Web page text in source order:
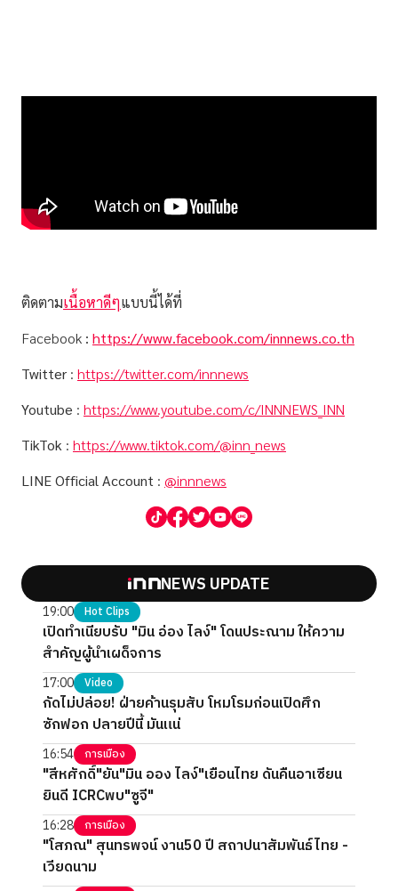
ติดตามเนื้อหาดีๆแบบนี้ได้ที่
Facebook : https://www.facebook.com/innnews.co.th
Twitter : https://twitter.com/innnews
Youtube : https://www.youtube.com/c/INNNEWS_INN
TikTok : https://www.tiktok.com/@inn_news
LINE Official Account : @innnews
NEWS UPDATE
19:00 Hot Clips
เปิดทำเนียบรับ "มิน อ่อง ไลง์" โดนประณาม ให้ความ
สำคัญผู้นำเผด็จการ
17:00 Video
กัดไม่ปล่อย! ฝ่ายค้านรุมสับ โหมโรมก่อนเปิดศึก
ซักฟอก ปลายปีนี้ มันแน่
16:54 การเมือง
"สีหศักดิ์"ยัน"มิน ออง ไลง์"เยือนไทย ดันคืนอาเซียน
ยินดี ICRCพบ"ซูจี"
16:28 การเมือง
"โสภณ" สุนทรพจน์ งาน50 ปี สถาปนาสัมพันธ์ไทย -
เวียดนาม